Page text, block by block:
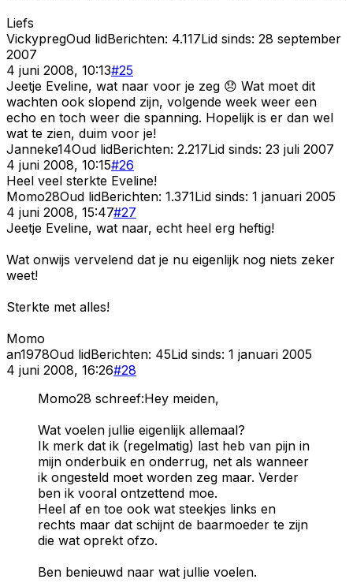
Liefs
VickypregOud lidBerichten: 4.117Lid sinds: 28 september
2007
4 juni 2008, 10:13#25
Jeetje Eveline, wat naar voor je zeg 😞 Wat moet dit
wachten ook slopend zijn, volgende week weer een
echo en toch weer die spanning. Hopelijk is er dan wel
wat te zien, duim voor je!
Janneke14Oud lidBerichten: 2.217Lid sinds: 23 juli 2007
4 juni 2008, 10:15#26
Heel veel sterkte Eveline!
Momo28Oud lidBerichten: 1.371Lid sinds: 1 januari 2005
4 juni 2008, 15:47#27
Jeetje Eveline, wat naar, echt heel erg heftig!
Wat onwijs vervelend dat je nu eigenlijk nog niets zeker
weet!
Sterkte met alles!
Momo
an1978Oud lidBerichten: 45Lid sinds: 1 januari 2005
4 juni 2008, 16:26#28
Momo28 schreef:Hey meiden,
Wat voelen jullie eigenlijk allemaal?
Ik merk dat ik (regelmatig) last heb van pijn in
mijn onderbuik en onderrug, net als wanneer
ik ongesteld moet worden zeg maar. Verder
ben ik vooral ontzettend moe.
Heel af en toe ook wat steekjes links en
rechts maar dat schijnt de baarmoeder te zijn
die wat oprekt ofzo.
Ben benieuwd naar wat jullie voelen.